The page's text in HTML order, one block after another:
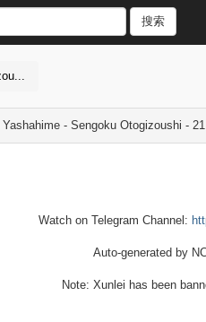
搜索
- Sengoku Otogizoushi -
Watch on Telegram Channel:
Auto-generated by
Note: Xunlei has been